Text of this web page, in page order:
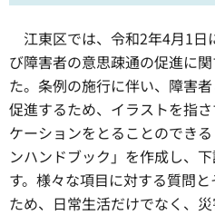
江東区では、令和2年4月1日
び障害者の意思疎通の促進に
た。条例の施行に伴い、障害
促進するため、イラストを指
ケーションをとることのでき
ンハンドブック」を作成し、
す。様々な項目に対する質問
ため、日常生活だけでなく、